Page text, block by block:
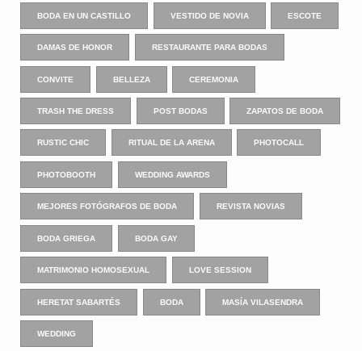
BODA EN UN CASTILLO VESTIDO DE NOVIA ESCOTE
DAMAS DE HONOR RESTAURANTE PARA BODAS
CONVITE BELLEZA CEREMONIA
TRASH THE DRESS POST BODAS ZAPATOS DE BODA
RUSTIC CHIC RITUAL DE LA ARENA PHOTOCALL
PHOTOBOOTH WEDDING AWARDS
MEJORES FOTÓGRAFOS DE BODA REVISTA NOVIAS
BODA GRIEGA BODA GAY
MATRIMONIO HOMOSEXUAL LOVE SESSION
HERETAT SABARTÉS BODA MASÍA VILASENDRA
WEDDING